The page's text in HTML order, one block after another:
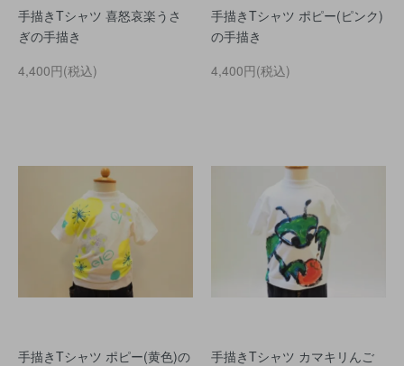
手描きTシャツ 喜怒哀楽うさ
ぎの手描き
4,400円(税込)
手描きTシャツ ポピー(ピンク)
の手描き
4,400円(税込)
手描きTシャツ ポピー(黄色)の
手描きTシャツ カマキリんご